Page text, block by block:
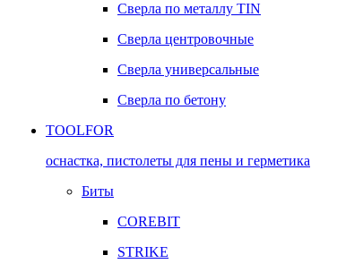
Сверла по металлу TIN
Сверла центровочные
Сверла универсальные
Сверла по бетону
TOOLFOR
оснастка, пистолеты для пены и герметика
Биты
COREBIT
STRIKE